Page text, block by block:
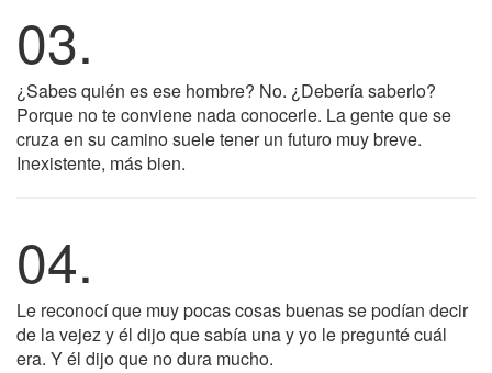
03.
¿Sabes quién es ese hombre? No. ¿Debería saberlo?
Porque no te conviene nada conocerle. La gente que se
cruza en su camino suele tener un futuro muy breve.
Inexistente, más bien.
04.
Le reconocí que muy pocas cosas buenas se podían decir
de la vejez y él dijo que sabía una y yo le pregunté cuál
era. Y él dijo que no dura mucho.